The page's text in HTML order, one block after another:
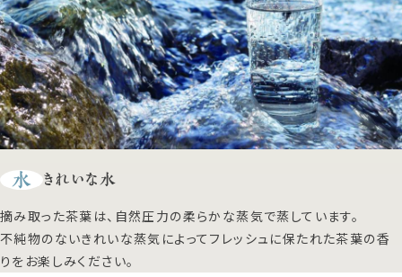
水 きれいな水
摘み取った茶葉は、自然圧力の柔らかな蒸気で蒸しています。
不純物のないきれいな蒸気によってフレッシュに保たれた茶葉の香
りをお楽しみください。